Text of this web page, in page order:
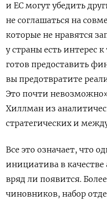
и ЕС могут убедить
не соглашаться на
которые не нравятся
у страны есть интерес
готов предоставить
вы предотвратите
Это почти
Хиллман из
стратегических и
Все это означает, что
инициатива в
вряд ли появится.
чиновников, набор